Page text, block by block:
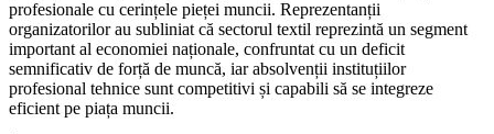
profesionale cu cerințele pieței muncii. Reprezentanții
organizatorilor au subliniat că sectorul textil reprezintă un segment
important al economiei naționale, confruntat cu un deficit
semnificativ de forță de muncă, iar absolvenții instituțiilor
profesional tehnice sunt competitivi și capabili să se integreze
eficient pe piața muncii.